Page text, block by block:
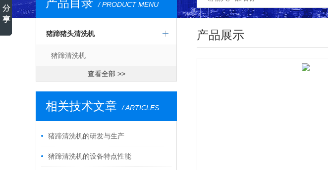
产品目录 / PRODUCT MENU
猪蹄猪头清洗机
猪蹄清洗机
查看全部 >>
相关技术文章 / ARTICLES
猪蹄清洗机的研发与生产
猪蹄清洗机的设备特点性能
产品展示